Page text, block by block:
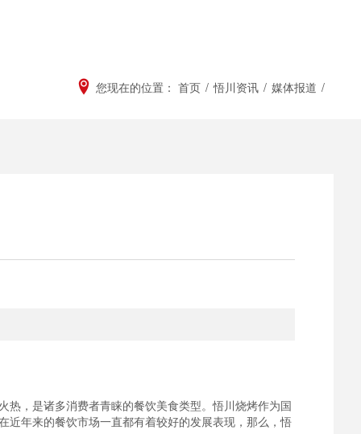
您现在的位置： 首页 / 悟川资讯 / 媒体报道 /
，是诸多消费者青睐的餐饮美食类型。悟川烧烤作为国
近年来的餐饮市场一直都有着较好的发展表现，那么，悟